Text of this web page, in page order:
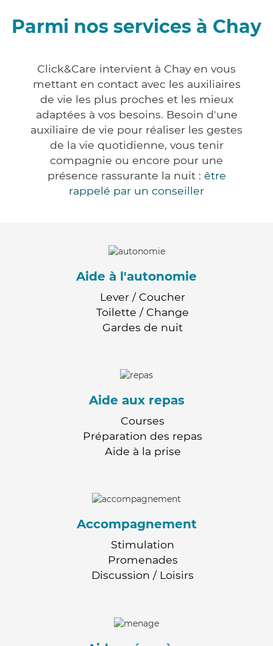
Parmi nos services à Chay
Click&Care intervient à Chay en vous
mettant en contact avec les auxiliaires
de vie les plus proches et les mieux
adaptées à vos besoins. Besoin d'une
auxiliaire de vie pour réaliser les gestes
de la vie quotidienne, vous tenir
compagnie ou encore pour une
présence rassurante la nuit : être
rappelé par un conseiller
Aide à l'autonomie
Lever / Coucher
Toilette / Change
Gardes de nuit
Aide aux repas
Courses
Préparation des repas
Aide à la prise
Accompagnement
Stimulation
Promenades
Discussion / Loisirs